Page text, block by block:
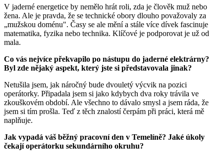
V jaderné energetice by nemělo hrát roli, zda je člověk muž nebo
žena. Ale je pravda, že se technické obory dlouho považovaly za
„mužskou doménu". Časy se ale mění a stále více dívek fascinuje
matematika, fyzika nebo technika. Klíčové je podporovat je už od
mala.
Co vás nejvíce překvapilo po nástupu do jaderné elektrárny?
Byl zde nějaký aspekt, který jste si představovala jinak?
Netušila jsem, jak náročný bude dvouletý výcvik na pozici
operátorky. Připadala jsem si jako kdybych dva roky trávila ve
zkouškovém období. Ale všechno to dávalo smysl a jsem ráda, že
jsem si tím prošla. Teď z těch znalostí čerpám při práci, která mě
naplňuje.
Jak vypadá váš běžný pracovní den v Temelíně? Jaké úkoly
čekají operátorku sekundárního okruhu?